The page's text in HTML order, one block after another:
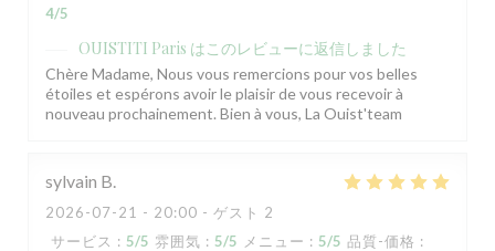
4/5
OUISTITI Paris はこのレビューに返信しました
Chère Madame, Nous vous remercions pour vos belles
étoiles et espérons avoir le plaisir de vous recevoir à
nouveau prochainement. Bien à vous, La Ouist'team
sylvain B
2026-07-21 - 20:00 - ゲスト 2
サービス : 5/5 雰囲気 : 5/5 メニュー : 5/5 品質-価格 :